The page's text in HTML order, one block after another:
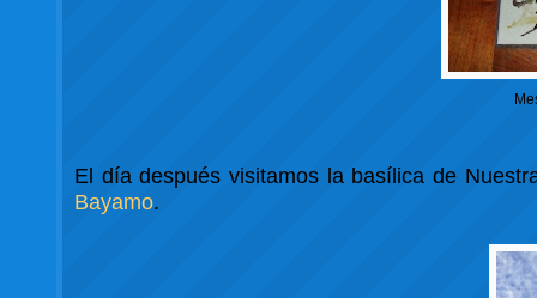
El día después visitamos la basílica de
Bayamo.